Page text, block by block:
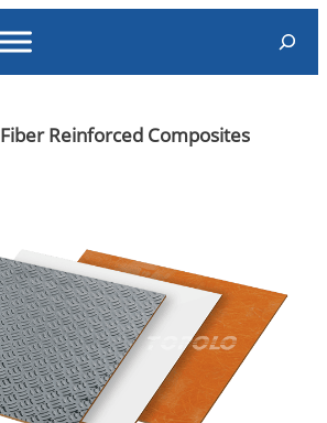
Search
Fiber Reinforced Composites